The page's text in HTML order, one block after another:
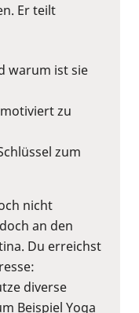
Er teilt
warum ist sie
zu
zum
nicht
an den
Du erreichst
diverse
Beispiel Yoga